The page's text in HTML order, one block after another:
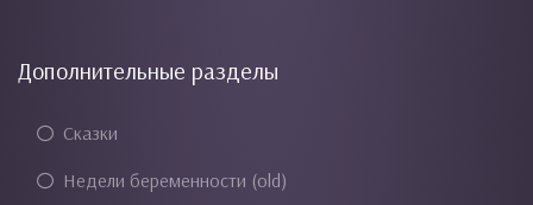
Дополнительные разделы
Сказки
Недели беременности (old)